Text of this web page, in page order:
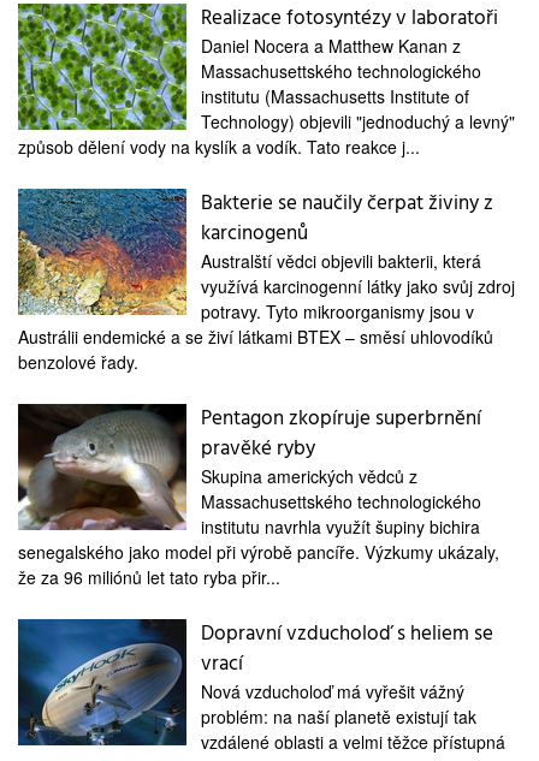
Realizace fotosyntézy v laboratoři
Daniel Nocera a Matthew Kanan z
Massachusettského technologického
institutu (Massachusetts Institute of
Technology) objevili "jednoduchý a levný"
způsob dělení vody na kyslík a vodík. Tato reakce j...
Bakterie se naučily čerpat živiny z
karcinogenů
Australští vědci objevili bakterii, která
využívá karcinogenní látky jako svůj zdroj
potravy. Tyto mikroorganismy jsou v
Austrálii endemické a se živí látkami BTEX – směsí uhlovodíků
benzolové řady.
Pentagon zkopíruje superbrnění
pravěké ryby
Skupina amerických vědců z
Massachusettského technologického
institutu navrhla využít šupiny bichira
senegalského jako model při výrobě pancíře. Výzkumy ukázaly,
že za 96 miliónů let tato ryba přir...
Dopravní vzducholoď s heliem se
vrací
Nová vzducholoď má vyřešit vážný
problém: na naší planetě existují tak
vzdálené oblasti a velmi těžce přístupná